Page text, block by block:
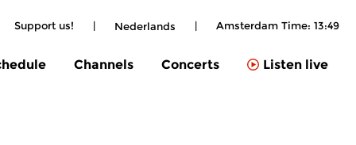
Support us! | Nederlands | Amsterdam Time: 13:49
Channels Concerts Listen live